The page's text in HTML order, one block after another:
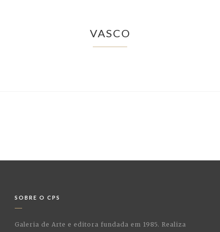
VASCO
SOBRE O CPS
Galeria de Arte e editora fundada em 1985. Realiza